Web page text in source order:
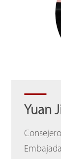
Yuan